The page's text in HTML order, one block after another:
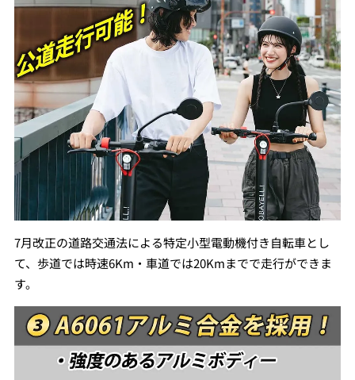
7月改正の道路交通法による特定小型電動機付き自転車とし
て、歩道では時速6Km・車道では20Kmまでで走行ができま
す。